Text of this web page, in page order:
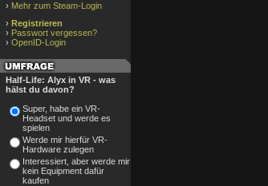
› Mehr zum Steam-Login
› Registrieren
› Passwort vergessen?
› OpenID-Login
Half-Life: Alyx in VR - was
hälst du davon?
Super, habe ein VR-
Headset und werde es
spielen
Werde mir hierfür VR-
Hardware zulegen
Interessiert, aber werde mir
kein Equipment dafür
kaufen